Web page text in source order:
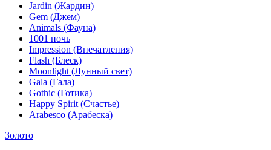
Jardin (Жардин)
Gem (Джем)
Animals (Фауна)
1001 ночь
Impression (Впечатления)
Flash (Блеск)
Moonlight (Лунный свет)
Gala (Гала)
Gothic (Готика)
Happy Spirit (Счастье)
Arabesco (Арабеска)
Золото